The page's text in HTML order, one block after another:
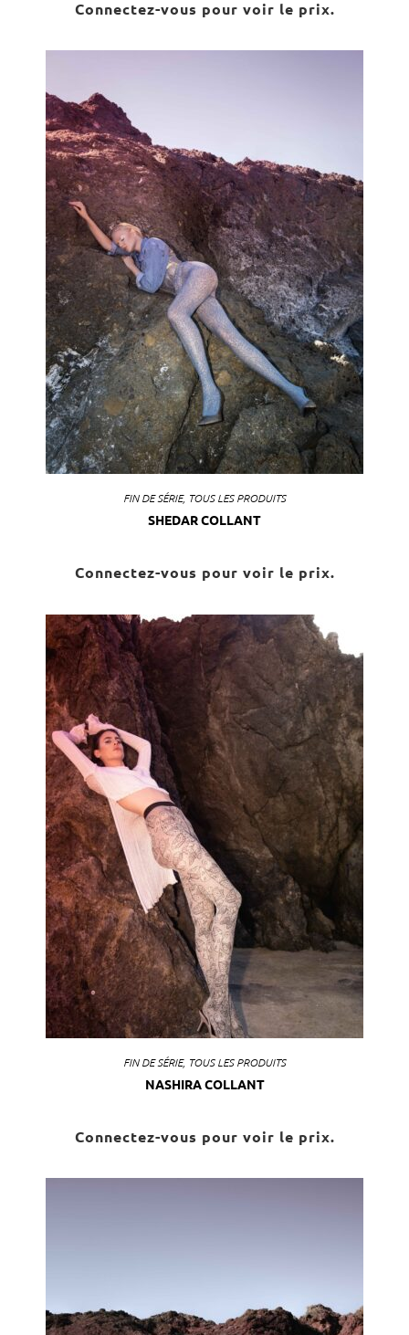
Connectez-vous pour voir le prix.
FIN DE SÉRIE, TOUS LES PRODUITS
SHEDAR COLLANT
Connectez-vous pour voir le prix.
FIN DE SÉRIE, TOUS LES PRODUITS
NASHIRA COLLANT
Connectez-vous pour voir le prix.